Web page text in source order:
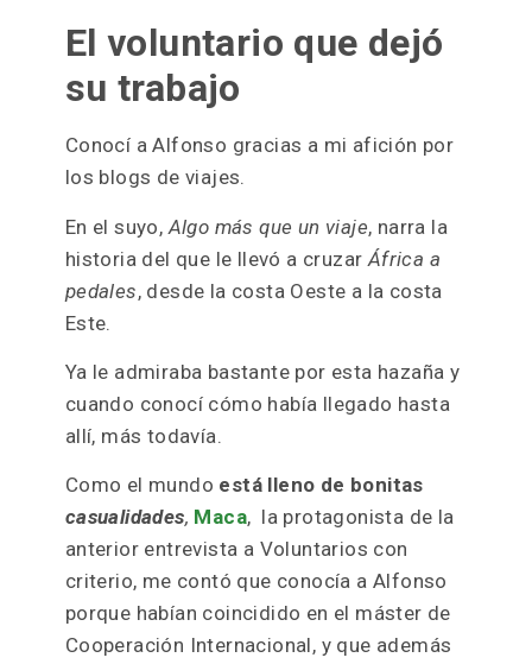
El voluntario que dejó
su trabajo
Conocí a Alfonso gracias a mi afición por
los blogs de viajes.
En el suyo, Algo más que un viaje, narra la
historia del que le llevó a cruzar África a
pedales, desde la costa Oeste a la costa
Este.
Ya le admiraba bastante por esta hazaña y
cuando conocí cómo había llegado hasta
allí, más todavía.
Como el mundo está lleno de bonitas
casualidades, Maca, la protagonista de la
anterior entrevista a Voluntarios con
criterio, me contó que conocía a Alfonso
porque habían coincidido en el máster de
Cooperación Internacional, y que además